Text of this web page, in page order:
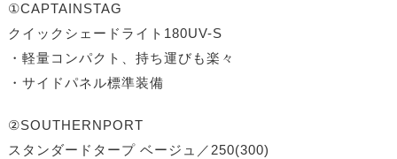
①CAPTAINSTAG
クイックシェードライト180UV-S
・軽量コンパクト、持ち運びも楽々
・サイドパネル標準装備
②SOUTHERNPORT
スタンダードタープ ベージュ／250(300)